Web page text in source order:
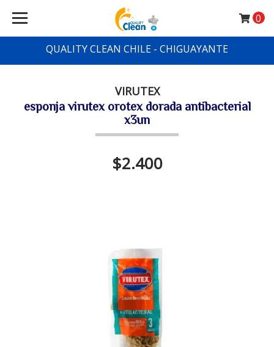
QUALITY CLEAN CHILE - CHIGUAYANTE
0
VIRUTEX
esponja virutex orotex dorada antibacterial
x3un
$2.400